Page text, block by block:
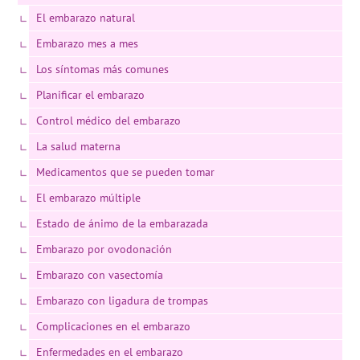
El embarazo natural
Embarazo mes a mes
Los síntomas más comunes
Planificar el embarazo
Control médico del embarazo
La salud materna
Medicamentos que se pueden tomar
El embarazo múltiple
Estado de ánimo de la embarazada
Embarazo por ovodonación
Embarazo con vasectomía
Embarazo con ligadura de trompas
Complicaciones en el embarazo
Enfermedades en el embarazo